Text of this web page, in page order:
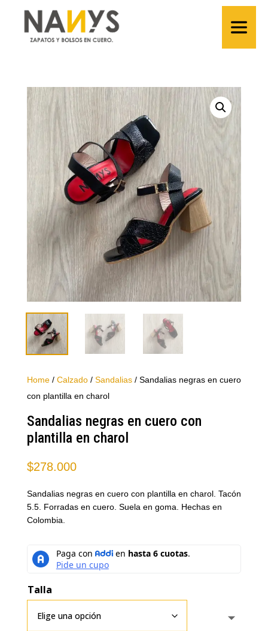
Home/ Calzado/ Sandalias/ Sandalias negras en cuero
con plantilla en charol
Sandalias negras en cuero con
plantilla en charol
$278.000
Sandalias negras en cuero con plantilla en charol. Tacón
5.5. Forradas en cuero. Suela en goma. Hechas en
Colombia.
Talla